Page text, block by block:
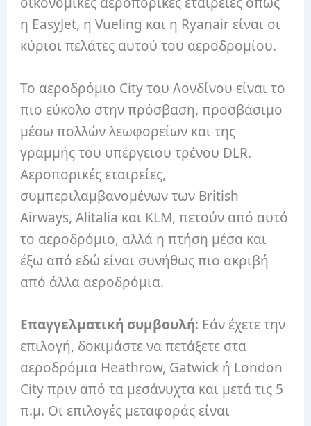
η EasyJet, η Vueling και η Ryanair είναι οι
κύριοι πελάτες αυτού του αεροδρομίου.
Το αεροδρόμιο City του Λονδίνου είναι το
πιο εύκολο στην πρόσβαση, προσβάσιμο
μέσω πολλών λεωφορείων και της
γραμμής του υπέργειου τρένου DLR.
Αεροπορικές εταιρείες,
συμπεριλαμβανομένων των British
Airways, Alitalia και KLM, πετούν από αυτό
το αεροδρόμιο, αλλά η πτήση μέσα και
έξω από εδώ είναι συνήθως πιο ακριβή
από άλλα αεροδρόμια.
Επαγγελματική συμβουλή: Εάν έχετε την
επιλογή, δοκιμάστε να πετάξετε στα
αεροδρόμια Heathrow, Gatwick ή London
City πριν από τα μεσάνυχτα και μετά τις 5
π.μ. Οι επιλογές μεταφοράς είναι